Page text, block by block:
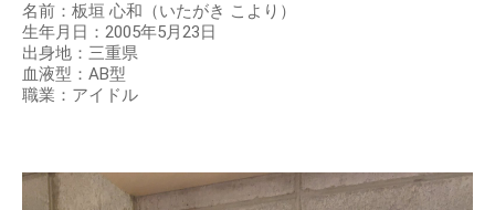
名前：板垣 心和（いたがき こより）
生年月日：2005年5月23日
出身地：三重県
血液型：AB型
職業：アイドル